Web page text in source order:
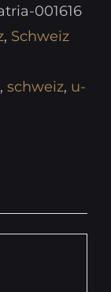
001616
, Schweiz
, schweiz, u-